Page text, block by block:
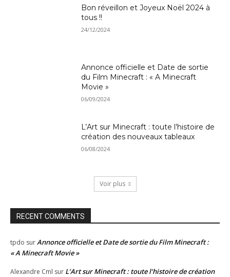
Bon réveillon et Joyeux Noël 2024 à
tous !!
24/12/2024
Annonce officielle et Date de sortie
du Film Minecraft : « A Minecraft
Movie »
06/09/2024
L’Art sur Minecraft : toute l’histoire de
création des nouveaux tableaux
06/08/2024
Voir plus
RECENT COMMENTS
tpdo surAnnonce officielle et Date de sortie du Film Minecraft :
« A Minecraft Movie »
Alexandre Cml sur L’Art sur Minecraft : toute l’histoire de création